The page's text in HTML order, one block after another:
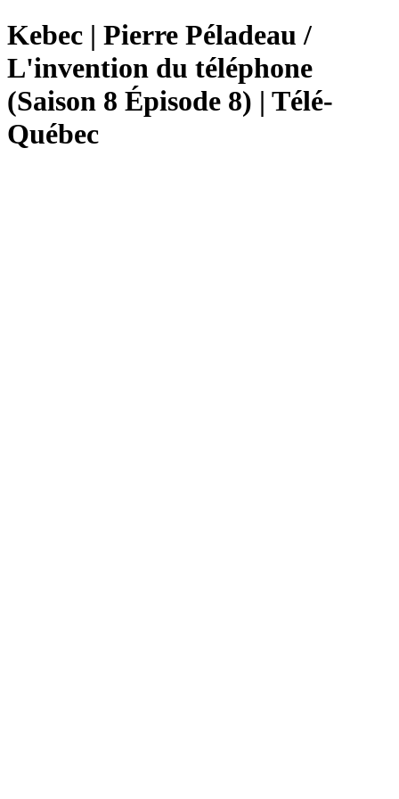
Kebec | Pierre Péladeau /
L'invention du téléphone
(Saison 8 Épisode 8) | Télé-
Québec